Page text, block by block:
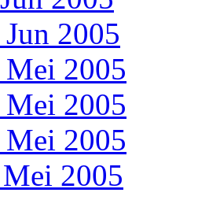
2005
2005
2005
2005
2005